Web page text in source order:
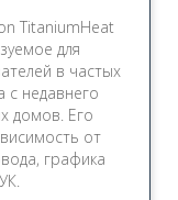
TitaniumHeat
для
в частых
с недавнего
домов. Его
от
графика